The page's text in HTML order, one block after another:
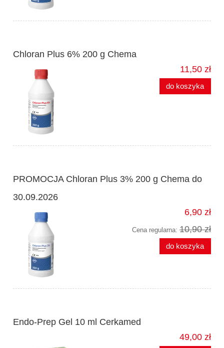
Chloran Plus 6% 200 g Chema
11,50 zł
do koszyka
PROMOCJA Chloran Plus 3% 200 g Chema do
30.09.2026
6,90 zł
Cena regularna: 10,90 zł
do koszyka
Endo-Prep Gel 10 ml Cerkamed
49,00 zł